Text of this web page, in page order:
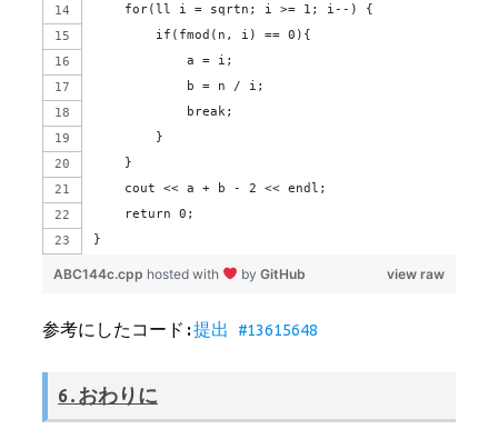
    for(ll i = sqrtn; i >= 1; i--) {
        if(fmod(n, i) == 0){
            a = i;
            b = n / i;
            break;
        }
    }
    cout << a + b - 2 << endl;
    return 0;
}
view raw
ABC144c.cpp hosted with by GitHub
参考にしたコード:提出 #13615648
6.おわりに